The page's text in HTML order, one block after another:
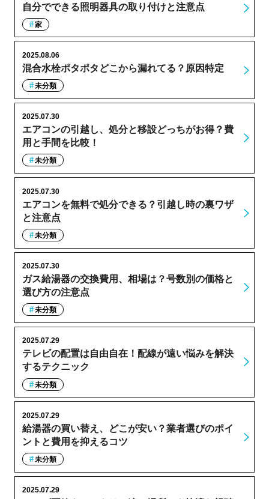
自分でできる照明器具の取り付けと注意点
家
混合水栓ポタポタどこから漏れてる？原因特定
2025.08.06
未分類
エアコンの引越し、処分と移設どっちがお得？費
用と手間を比較！
2025.07.30
未分類
エアコンを無料で処分できる？引越し時の裏ワザ
と注意点
2025.07.30
未分類
ガス給湯器の交換費用、相場は？号数別の価格と
選び方の注意点
2025.07.30
未分類
テレビの配置は自由自在！配線が遠い悩みを解決
するテクニック
2025.07.29
未分類
給湯器の買い替え、どこが安い？業者選びのポイ
ントと費用を抑えるコツ
2025.07.29
未分類
2025.07.29